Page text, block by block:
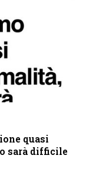
quasi
sarà difficile